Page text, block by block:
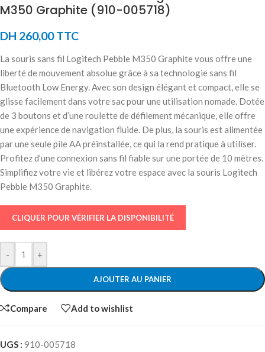
M350 Graphite (910-005718)
DH 260,00TTC
La souris sans fil Logitech Pebble M350 Graphite vous offre une
liberté de mouvement absolue grâce à sa technologie sans fil
Bluetooth Low Energy. Avec son design élégant et compact, elle se
glisse facilement dans votre sac pour une utilisation nomade. Dotée
de 3 boutons et d’une roulette de défilement mécanique, elle offre
une expérience de navigation fluide. De plus, la souris est alimentée
par une seule pile AA préinstallée, ce qui la rend pratique à utiliser.
Profitez d’une connexion sans fil fiable sur une portée de 10 mètres.
Simplifiez votre vie et libérez votre espace avec la souris Logitech
Pebble M350 Graphite.
CLIQUER POUR VÉRIFIER LA DISPONIBILITÉ
- +
AJOUTER AU PANIER
Compare Add to wishlist
UGS : 910-005718